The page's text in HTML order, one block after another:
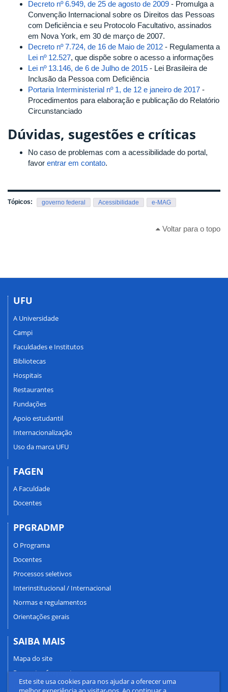
Este site usa cookies para nos ajudar a oferecer uma
Decreto nº 6.949, de 25 de agosto de 2009 - Promulga a
Convenção Internacional sobre os Direitos das Pessoas
com Deficiência e seu Protocolo Facultativo, assinados
em Nova York, em 30 de março de 2007.
Decreto nº 7.724, de 16 de Maio de 2012 - Regulamenta a
Lei nº 12.527, que dispõe sobre o acesso a informações
Lei nº 13.146, de 6 de Julho de 2015 - Lei Brasileira de
Inclusão da Pessoa com Deficiência
Portaria Interministerial nº 1, de 12 e janeiro de 2017 -
Procedimentos para elaboração e publicação do Relatório
Circunstanciado
Dúvidas, sugestões e críticas
No caso de problemas com a acessibilidade do portal,
favor entrar em contato.
Tópicos: governo federal Acessibilidade e-MAG
Voltar para o topo
UFU
A Universidade
Campi
Faculdades e Institutos
Bibliotecas
Hospitais
Restaurantes
Fundações
Apoio estudantil
Internacionalização
Uso da marca UFU
FAGEN
A Faculdade
Docentes
PPGRADMP
O Programa
Docentes
Processos seletivos
Interinstitucional / Internacional
Normas e regulamentos
Orientações gerais
SAIBA MAIS
Mapa do site
Perguntas frequentes
Fale conosco